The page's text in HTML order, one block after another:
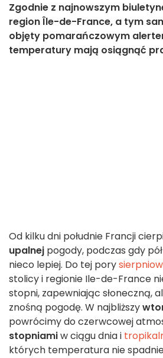
Zgodnie z najnowszym
region Île-de-France, a tym
objęty pomarańczowym
temperatury mają osiągnąć
Od kilku dni południe Francji
upalnej pogody, podczas gdy
nieco lepiej. Do tej pory
stolicy i regionie Ile-de-France
stopni, zapewniając słoneczną,
znośną pogodę. W najbliższy
powrócimy do czerwcowej
stopniamiw ciągu dnia i
których temperatura nie